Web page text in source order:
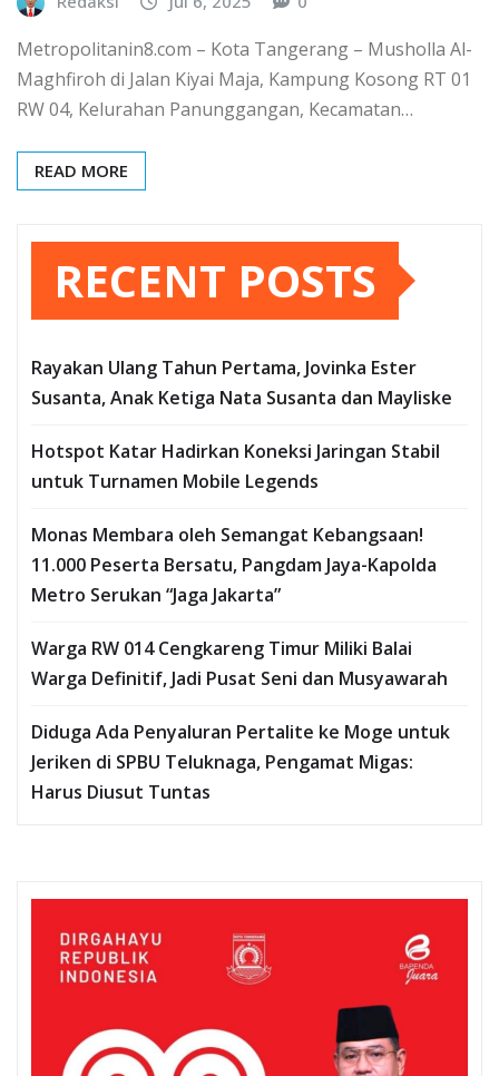
Metropolitanin8.com – Kota Tangerang – Musholla Al-
Maghfiroh di Jalan Kiyai Maja, Kampung Kosong RT 01
RW 04, Kelurahan Panunggangan, Kecamatan…
READ MORE
RECENT POSTS
Rayakan Ulang Tahun Pertama, Jovinka Ester
Susanta, Anak Ketiga Nata Susanta dan Mayliske
Hotspot Katar Hadirkan Koneksi Jaringan Stabil
untuk Turnamen Mobile Legends
Monas Membara oleh Semangat Kebangsaan!
11.000 Peserta Bersatu, Pangdam Jaya-Kapolda
Metro Serukan “Jaga Jakarta”
Warga RW 014 Cengkareng Timur Miliki Balai
Warga Definitif, Jadi Pusat Seni dan Musyawarah
Diduga Ada Penyaluran Pertalite ke Moge untuk
Jeriken di SPBU Teluknaga, Pengamat Migas:
Harus Diusut Tuntas